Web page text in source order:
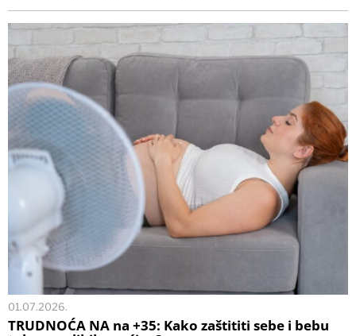
01.07.2026.
TRUDNOĆA NA na +35: Kako zaštititi sebe i bebu